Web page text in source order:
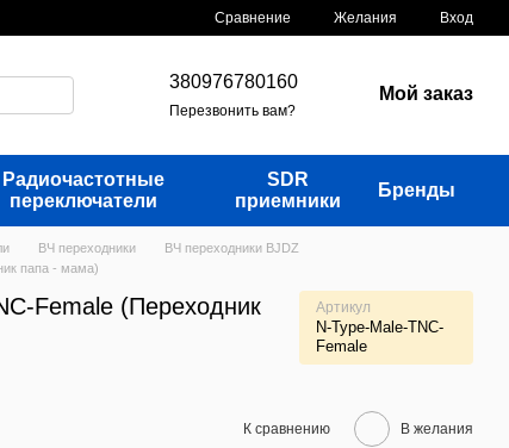
Сравнение Желания Вход
380976780160
Перезвонить вам?
Мой заказ
Радиочастотные
переключатели
SDR
приемники
Бренды
ВЧ переходники
ВЧ переходники BJDZ
папа - мама)
Female (Переходник
Артикул
N-Type-Male-TNC-
Female
К сравнению В желания